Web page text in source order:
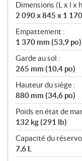
Dimensions (L x l x
2 090 x 845 x 1
Empattement :
1 370 mm (53,9 po)
Garde au sol :
265 mm (10,4 po)
Hauteur du siège :
880 mm (34,6 po)
Poids en état de
132 kg (291 lb)
Capacité du
7,6 L